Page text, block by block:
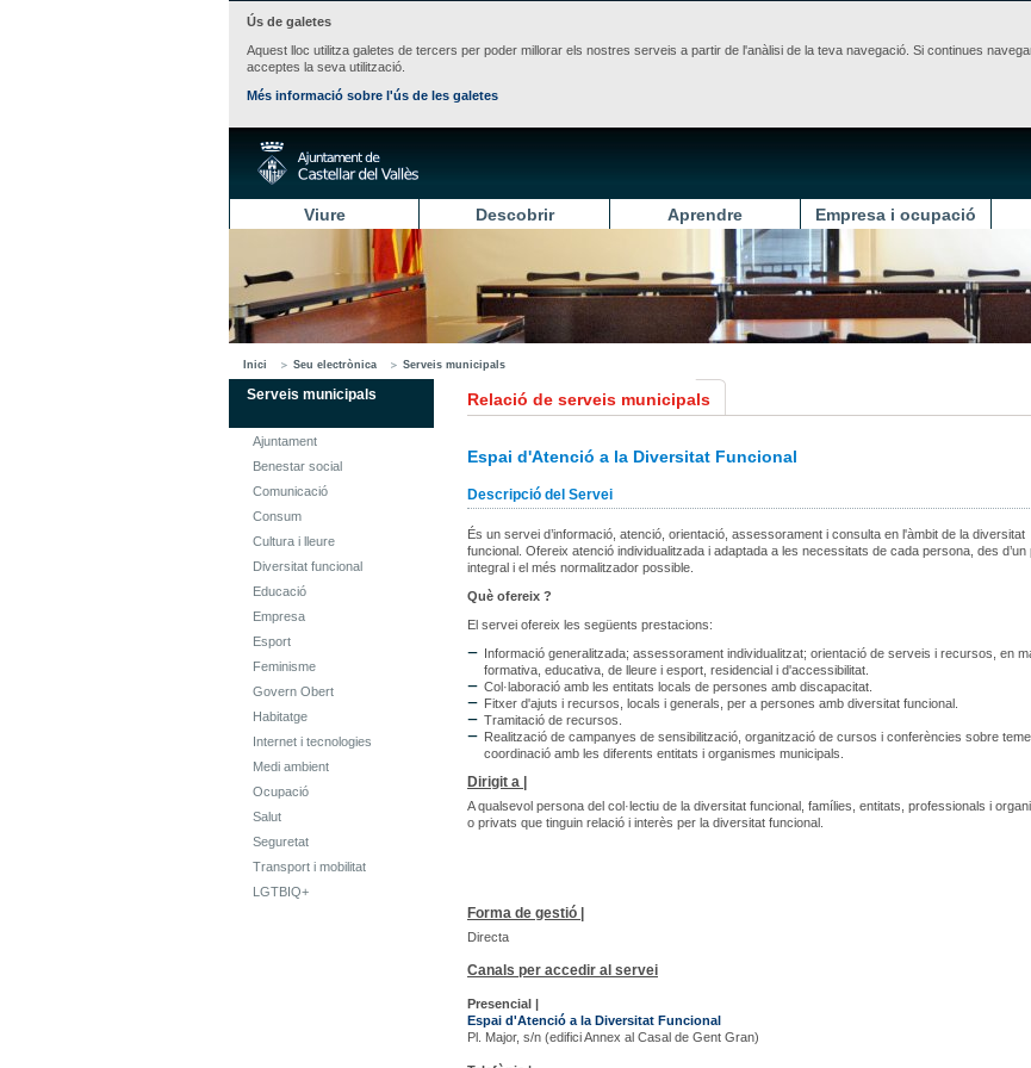
Ús de galetes
Aquest lloc utilitza galetes de tercers per poder millorar els nostres serveis a partir de l'anàlisi de la teva navegació. Si continues
acceptes la seva utilització.
Més informació sobre l'ús de les galetes
Viure Descobrir Aprendre Empresa i ocupació
Inici Seu electrònica Serveis municipals
Serveis municipals
Ajuntament
Benestar social
Comunicació
Consum
Cultura i lleure
Diversitat funcional
Educació
Empresa
Esport
Feminisme
Govern Obert
Habitatge
Internet i tecnologies
Medi ambient
Ocupació
Salut
Seguretat
Transport i mobilitat
LGTBIQ+
Relació de serveis municipals
Espai d'Atenció a la Diversitat Funcional
Descripció del Servei
És un servei d’informació, atenció, orientació, assessorament i consulta en l'àmbit de la diversitat
funcional. Ofereix atenció individualitzada i adaptada a les necessitats de cada persona, des d’un
integral i el més normalitzador possible.
Què ofereix ?
El servei ofereix les següents prestacions:
Informació generalitzada; assessorament individualitzat; orientació de serveis i recursos, en
formativa, educativa, de lleure i esport, residencial i d'accessibilitat.
Col·laboració amb les entitats locals de persones amb discapacitat.
Fitxer d'ajuts i recursos, locals i generals, per a persones amb diversitat funcional.
Tramitació de recursos.
Realització de campanyes de sensibilització, organització de cursos i conferències sobre
coordinació amb les diferents entitats i organismes municipals.
Dirigit a |
A qualsevol persona del col·lectiu de la diversitat funcional, famílies, entitats, professionals i
o privats que tinguin relació i interès per la diversitat funcional.
Forma de gestió |
Directa
Canals per accedir al servei
Presencial |
Espai d'Atenció a la Diversitat Funcional
Pl. Major, s/n (edifici Annex al Casal de Gent Gran)